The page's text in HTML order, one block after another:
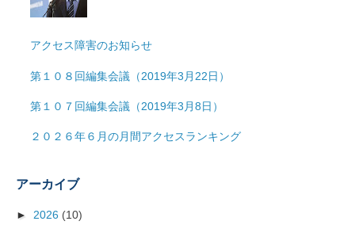
アクセス障害のお知らせ
第１０８回編集会議（2019年3月22日）
第１０７回編集会議（2019年3月8日）
２０２６年６月の月間アクセスランキング
アーカイブ
► 2026 (10)